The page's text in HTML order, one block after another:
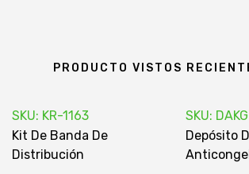
PRODUCTO VISTOS
SKU: KR-1163
Kit De Banda De
Distribución
SKU:
Depósito